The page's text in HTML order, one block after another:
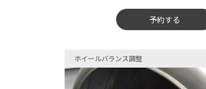
予約する
ホイールバランス調整